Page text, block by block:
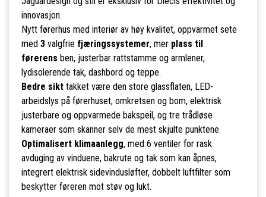
innovasjon.
Nytt førerhus med interiør av høy kvalitet, oppvarmet sete
med 3valgfrie fjæringssystemer, mer plass til
førerens ben, justerbar rattstamme og armlener,
lydisolerende tak, dashbord og teppe.
Bedre sikttakket være den store glassflaten, LED-
arbeidslys på førerhuset, omkretsen og bom, elektrisk
justerbare og oppvarmede bakspeil, og tre trådløse
kameraer som skanner selv de mest skjulte punktene.
Optimalisert klimaanlegg, med 6 ventiler for rask
avduging av vinduene, bakrute og tak som kan åpnes,
integrert elektrisk sidevindusløfter, dobbelt luftfilter som
beskytter føreren mot støv og lukt.